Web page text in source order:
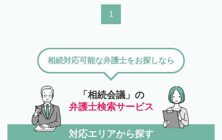
1
「相続会議」の
弁護士検索サービス
相続対応可能な弁護士をお探しなら
対応エリアから探す